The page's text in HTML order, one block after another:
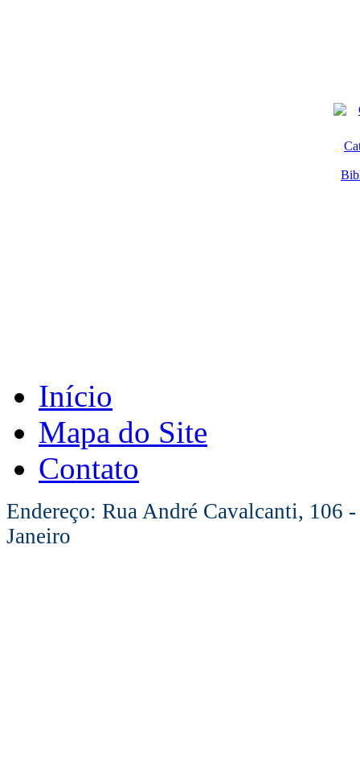
Início
Mapa do Site
Contato
Endereço: Rua André Cavalcanti, 106
Janeiro